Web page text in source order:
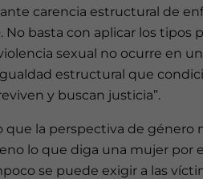
carencia estructural de
No basta con aplicar los tipos
sexual no ocurre en
estructural que
y buscan justicia”.
que la perspectiva de género
lo que diga una mujer por
se puede exigir a las